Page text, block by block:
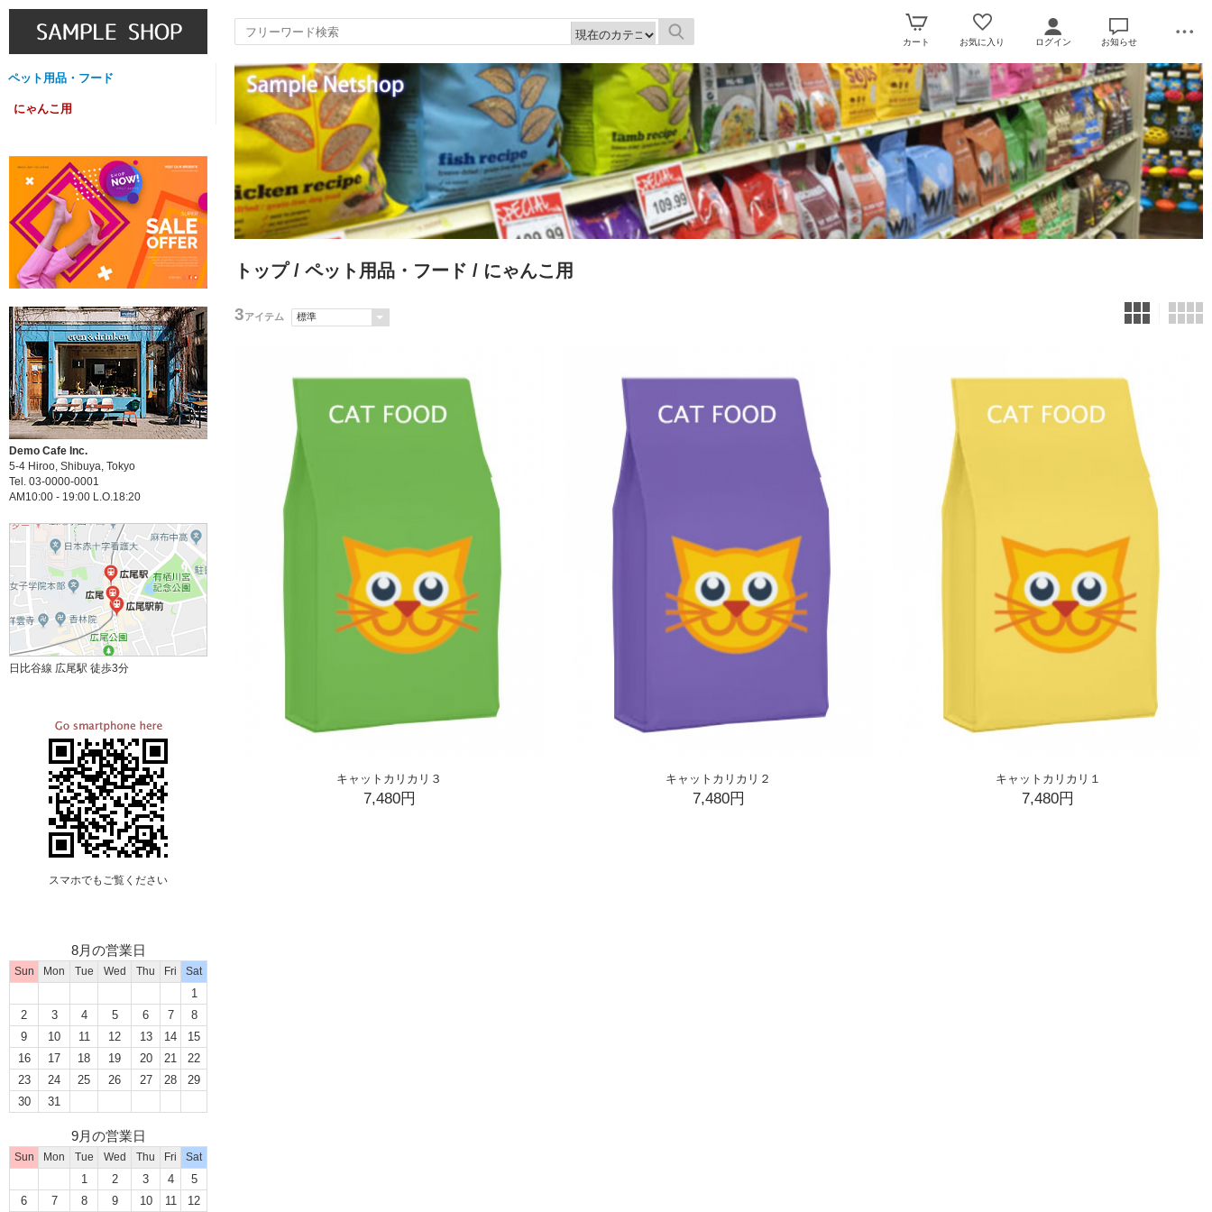
カート お気に入り ログイン お知らせ
ペット用品・フード
にゃんこ用
Demo Cafe Inc.
5-4 Hiroo, Shibuya, Tokyo
Tel. 03-0000-0001
AM10:00 - 19:00 L.O.18:20
日比谷線 広尾駅 徒歩3分
スマホでもご覧ください
8月の営業日
Sun Mon Tue Wed Thu Fri Sat
1
2
3 4 5 6 7
8
9
10 11 12 13 14
15
16
17 18 19 20 21
22
23
24 25 26 27 28
29
30
31
9月の営業日
Sun Mon Tue Wed Thu Fri Sat
1 2 3 4
5
6
7 8 9 10 11 12
トップ/ ペット用品・フード / にゃんこ用
3アイテム
キャットカリカリ３
7,480円
キャットカリカリ２
7,480円
キャットカリカリ１
7,480円